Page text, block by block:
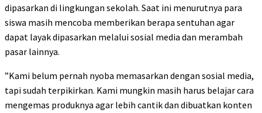
dipasarkan di lingkungan sekolah. Saat ini menurutnya para
siswa masih mencoba memberikan berapa sentuhan agar
dapat layak dipasarkan melalui sosial media dan merambah
pasar lainnya.
”Kami belum pernah nyoba memasarkan dengan sosial media,
tapi sudah terpikirkan. Kami mungkin masih harus belajar cara
mengemas produknya agar lebih cantik dan dibuatkan konten